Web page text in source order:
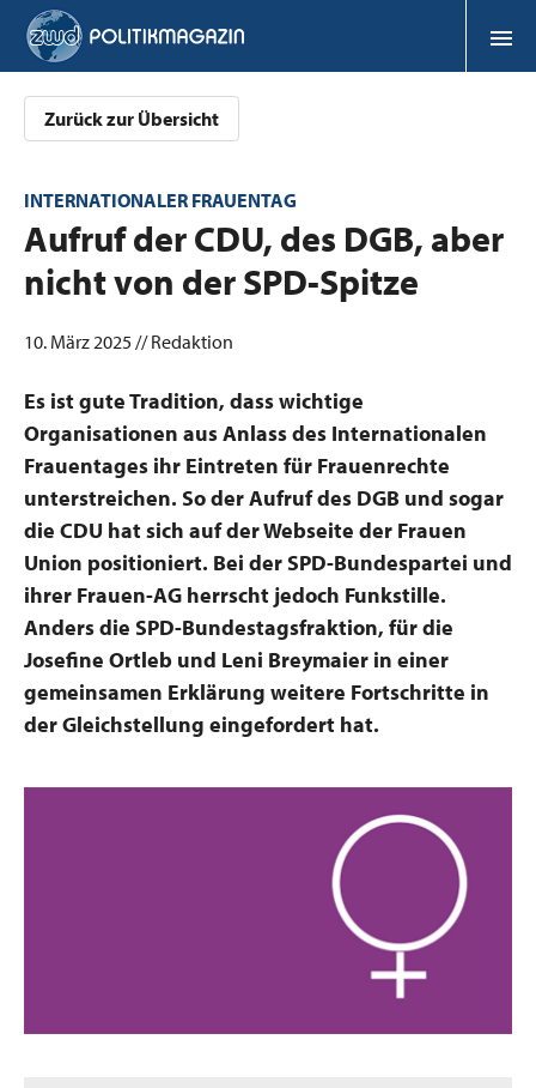
Zurück zur Übersicht
INTERNATIONALER FRAUENTAG
Aufruf der CDU, des DGB, aber
nicht von der SPD-Spitze
10. März 2025 // Redaktion
Es ist gute Tradition, dass wichtige
Organisationen aus Anlass des Internationalen
Frauentages ihr Eintreten für Frauenrechte
unterstreichen. So der Aufruf des DGB und sogar
die CDU hat sich auf der Webseite der Frauen
Union positioniert. Bei der SPD-Bundespartei und
ihrer Frauen-AG herrscht jedoch Funkstille.
Anders die SPD-Bundestagsfraktion, für die
Josefine Ortleb und Leni Breymaier in einer
gemeinsamen Erklärung weitere Fortschritte in
der Gleichstellung eingefordert hat.